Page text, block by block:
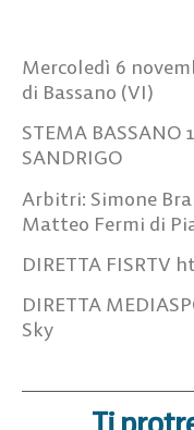
Mercoledì 6
di Bassano (VI)
STEMA BASSANO
SANDRIGO
Arbitri: Simone
Matteo Fermi di
DIRETTA FISRTV
DIRETTA
Sky